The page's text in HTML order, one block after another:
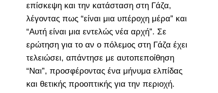
επίσκεψη και την κατάσταση στη Γάζα,
λέγοντας πως “είναι μια υπέροχη μέρα” και
“Αυτή είναι μια εντελώς νέα αρχή”. Σε
ερώτηση για το αν ο πόλεμος στη Γάζα έχει
τελειώσει, απάντησε με αυτοπεποίθηση
“Ναι”, προσφέροντας ένα μήνυμα ελπίδας
και θετικής προοπτικής για την περιοχή.